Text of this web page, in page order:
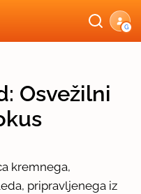
G
kremnega,
pripravljenega iz